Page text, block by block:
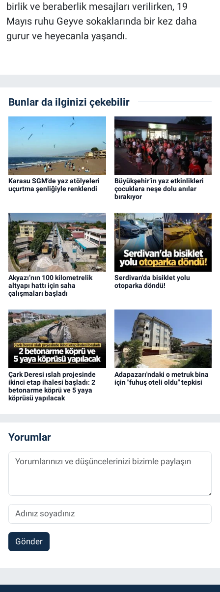
birlik ve beraberlik mesajları verilirken, 19
Mayıs ruhu Geyve sokaklarında bir kez daha
gurur ve heyecanla yaşandı.
Bunlar da ilginizi çekebilir
Karasu SGM’de yaz atölyeleri
uçurtma şenliğiyle renklendi
Büyükşehir’in yaz etkinlikleri
çocuklara neşe dolu anılar
bırakıyor
Akyazı’nın 100 kilometrelik
altyapı hattı için saha
çalışmaları başladı
Serdivan'da bisiklet yolu
otoparka döndü!
Çark Deresi ıslah projesinde
ikinci etap ihalesi başladı: 2
betonarme köprü ve 5 yaya
köprüsü yapılacak
Adapazarı'ndaki o metruk bina
için "fuhuş oteli oldu" tepkisi
Yorumlar
Gönder